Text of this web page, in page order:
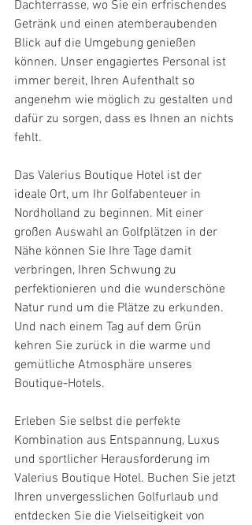
Dachterrasse, wo Sie ein erfrischendes
Getränk und einen atemberaubenden
Blick auf die Umgebung genießen
können. Unser engagiertes Personal ist
immer bereit, Ihren Aufenthalt so
angenehm wie möglich zu gestalten und
dafür zu sorgen, dass es Ihnen an nichts
fehlt.
Das Valerius Boutique Hotel ist der
ideale Ort, um Ihr Golfabenteuer in
Nordholland zu beginnen. Mit einer
großen Auswahl an Golfplätzen in der
Nähe können Sie Ihre Tage damit
verbringen, Ihren Schwung zu
perfektionieren und die wunderschöne
Natur rund um die Plätze zu erkunden.
Und nach einem Tag auf dem Grün
kehren Sie zurück in die warme und
gemütliche Atmosphäre unseres
Boutique-Hotels.
Erleben Sie selbst die perfekte
Kombination aus Entspannung, Luxus
und sportlicher Herausforderung im
Valerius Boutique Hotel. Buchen Sie jetzt
Ihren unvergesslichen Golfurlaub und
entdecken Sie die Vielseitigkeit von